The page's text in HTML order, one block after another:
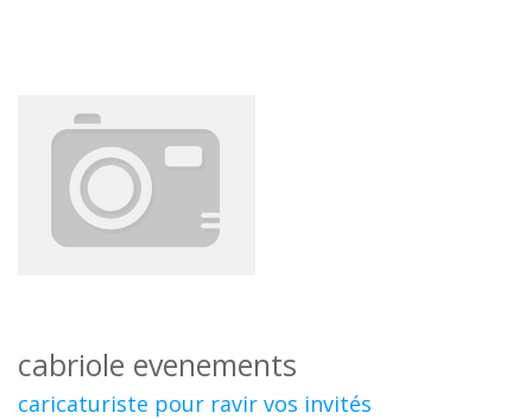
cabriole evenements
caricaturiste pour ravir vos invités